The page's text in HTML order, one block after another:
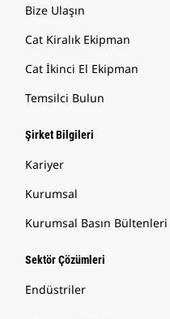
Bize Ulaşın
Cat Kiralık Ekipman
Cat İkinci El Ekipman
Temsilci Bulun
Şirket Bilgileri
Kariyer
Kurumsal
Kurumsal Basın Bültenleri
Sektör Çözümleri
Endüstriler